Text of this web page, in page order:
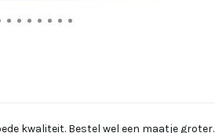
kwaliteit. Bestel wel een maatje groter.